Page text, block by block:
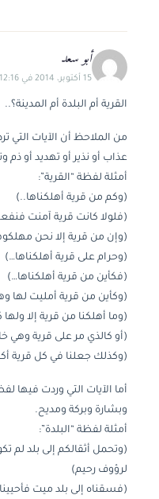
أبو سعد
15 أكتوبر، 2014 في 12:16 م
القرية أم البلدة أم المدينة؟..
من الملاحظ أن الآيات التي
عذاب أو نذير أو تهديد أو ذم
أمثلة لفظة “القرية”:
(وكم من قرية أهلكناها..)
(فلولا كانت قرية آمنت
(وإن من قرية إلا نحن
(وحرام على قرية أهلكناها…)
(فكأين من قرية أهلكناها…)
(وكأين من قرية أمليت لها
(وما أهلكنا من قرية إلا
(أو كالذي مر على قرية وهي
(وكذلك جعلنا في كل قرية
أما الآيات التي وردت فيها
وبشارة وبركة ومديح.
أمثلة لفظة “البلدة”:
(وتحمل أثقالكم إلى بلد لم
لرؤوف رحيم)
(فسقناه إلى بلد ميت